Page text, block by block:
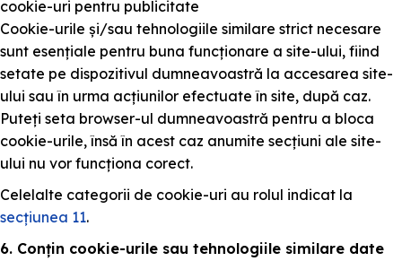
cookie-uri pentru publicitate
Cookie-urile și/sau tehnologiile similare strict necesare
sunt esențiale pentru buna funcționare a site-ului, fiind
setate pe dispozitivul dumneavoastră la accesarea site-
ului sau în urma acțiunilor efectuate în site, după caz.
Puteți seta browser-ul dumneavoastră pentru a bloca
cookie-urile, însă în acest caz anumite secțiuni ale site-
ului nu vor funcționa corect.
Celelalte categorii de cookie-uri au rolul indicat la
secțiunea 11.
6. Conțin cookie-urile sau tehnologiile similare date